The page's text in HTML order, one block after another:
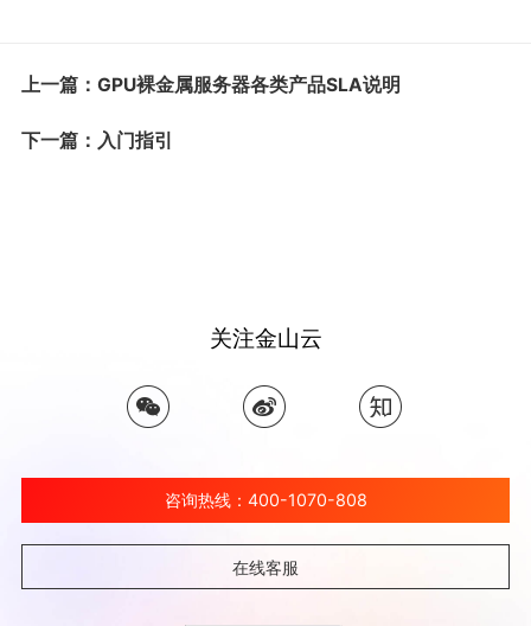
上一篇：GPU裸金属服务器各类产品SLA说明
下一篇：入门指引
关注金山云
咨询热线：400-1070-808
在线客服